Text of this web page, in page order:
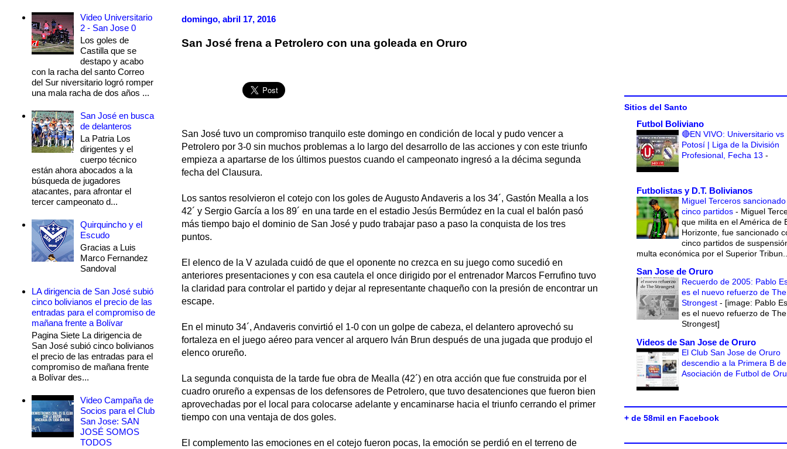
domingo, abril 17, 2016
San José frena a Petrolero con una goleada en Oruro
San José tuvo un compromiso tranquilo este domingo en condición de local y pudo vencer a
Petrolero por 3-0 sin muchos problemas a lo largo del desarrollo de las acciones y con este triunfo
empieza a apartarse de los últimos puestos cuando el campeonato ingresó a la décima segunda
fecha del Clausura.
Los santos resolvieron el cotejo con los goles de Augusto Andaveris a los 34´, Gastón Mealla a los
42´ y Sergio García a los 89´ en una tarde en el estadio Jesús Bermúdez en la cual el balón pasó
más tiempo bajo el dominio de San José y pudo trabajar paso a paso la conquista de los tres
puntos.
El elenco de la V azulada cuidó de que el oponente no crezca en su juego como sucedió en
anteriores presentaciones y con esa cautela el once dirigido por el entrenador Marcos Ferrufino tuvo
la claridad para controlar el partido y dejar al representante chaqueño con la presión de encontrar un
escape.
En el minuto 34´, Andaveris convirtió el 1-0 con un golpe de cabeza, el delantero aprovechó su
fortaleza en el juego aéreo para vencer al arquero Iván Brun después de una jugada que produjo el
elenco orureño.
La segunda conquista de la tarde fue obra de Mealla (42´) en otra acción que fue construida por el
cuadro orureño a expensas de los defensores de Petrolero, que tuvo desatenciones que fueron bien
aprovechadas por el local para colocarse adelante y encaminarse hacia el triunfo cerrando el primer
tiempo con una ventaja de dos goles.
El complemento las emociones en el cotejo fueron pocas, la emoción se perdió en el terreno de
Video Universitario
2 - San Jose 0
Los goles de
Castilla que se
destapo y acabo
con la racha del santo Correo
del Sur niversitario logró romper
una mala racha de dos años ...
San José en busca
de delanteros
La Patria Los
dirigentes y el
cuerpo técnico
están ahora abocados a la
búsqueda de jugadores
atacantes, para afrontar el
tercer campeonato d...
Quirquincho y el
Escudo
Gracias a Luis
Marco Fernandez
Sandoval
LA dirigencia de San José subió
cinco bolivianos el precio de las
entradas para el compromiso de
mañana frente a Bolívar
Pagina Siete La dirigencia de
San José subió cinco bolivianos
el precio de las entradas para el
compromiso de mañana frente
a Bolívar des...
Video Campaña de
Socios para el Club
San Jose: SAN
JOSÉ SOMOS
TODOS
Sitios del Santo
Futbol Boliviano
🔴EN VIVO: Universitario vs
Potosí | Liga de la División
Profesional, Fecha 13 -
Futbolistas y D.T. Bolivianos
Miguel Terceros
cinco partidos - Miguel
que milita en el América de
Horizonte, fue sancionado
cinco partidos de
multa económica por el Superior
San Jose de Oruro
Recuerdo de 2005: Pablo
es el nuevo refuerzo de The
Strongest - [image: Pablo
es el nuevo refuerzo de The
Strongest]
Videos de San Jose de Oruro
El Club San Jose de Oruro
descendio a la Primera B
Asociación de Futbol de
+ de 58mil en Facebook